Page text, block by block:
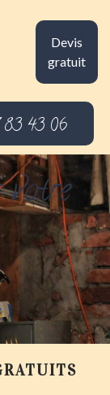
Devis
gratuit
83 43 06